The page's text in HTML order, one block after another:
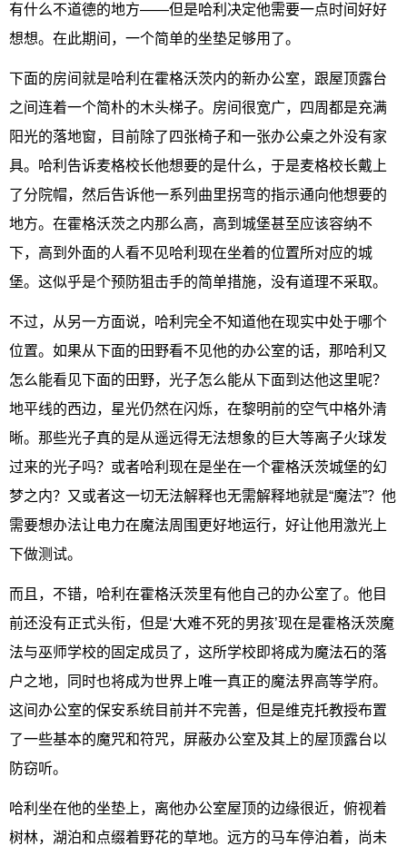
有什么不道德的地方——但是哈利决定他需要一点时间好好
想想。在此期间，一个简单的坐垫足够用了。
下面的房间就是哈利在霍格沃茨内的新办公室，跟屋顶露台
之间连着一个简朴的木头梯子。房间很宽广，四周都是充满
阳光的落地窗，目前除了四张椅子和一张办公桌之外没有家
具。哈利告诉麦格校长他想要的是什么，于是麦格校长戴上
了分院帽，然后告诉他一系列曲里拐弯的指示通向他想要的
地方。在霍格沃茨之内那么高，高到城堡甚至应该容纳不
下，高到外面的人看不见哈利现在坐着的位置所对应的城
堡。这似乎是个预防狙击手的简单措施，没有道理不采取。
不过，从另一方面说，哈利完全不知道他在现实中处于哪个
位置。如果从下面的田野看不见他的办公室的话，那哈利又
怎么能看见下面的田野，光子怎么能从下面到达他这里呢？
地平线的西边，星光仍然在闪烁，在黎明前的空气中格外清
晰。那些光子真的是从遥远得无法想象的巨大等离子火球发
过来的光子吗？或者哈利现在是坐在一个霍格沃茨城堡的幻
梦之内？又或者这一切无法解释也无需解释地就是“魔法”？他
需要想办法让电力在魔法周围更好地运行，好让他用激光上
下做测试。
而且，不错，哈利在霍格沃茨里有他自己的办公室了。他目
前还没有正式头衔，但是‘大难不死的男孩’现在是霍格沃茨魔
法与巫师学校的固定成员了，这所学校即将成为魔法石的落
户之地，同时也将成为世界上唯一真正的魔法界高等学府。
这间办公室的保安系统目前并不完善，但是维克托教授布置
了一些基本的魔咒和符咒，屏蔽办公室及其上的屋顶露台以
防窃听。
哈利坐在他的坐垫上，离他办公室屋顶的边缘很近，俯视着
树林，湖泊和点缀着野花的草地。远方的马车停泊着，尚未